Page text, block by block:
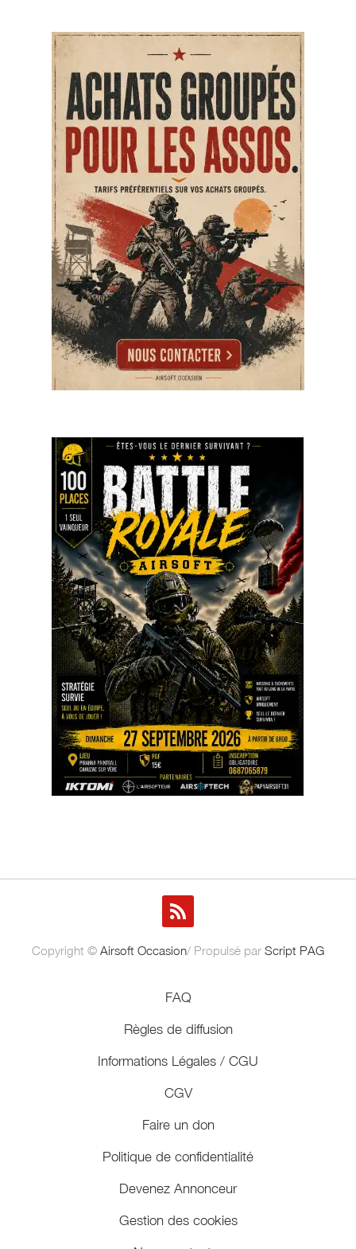
Copyright © Airsoft Occasion/ Propulsé par Script PAG
FAQ
Règles de diffusion
Informations Légales / CGU
CGV
Faire un don
Politique de confidentialité
Devenez Annonceur
Gestion des cookies